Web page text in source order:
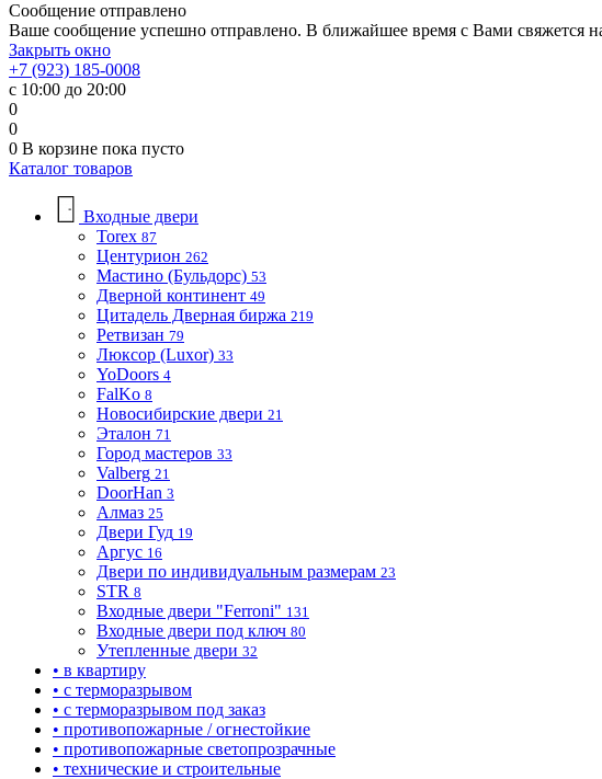
Сообщение отправлено
Ваше сообщение успешно отправлено. В ближайшее время с Вами свяжется
Закрыть окно
+7 (923) 185-0008
с 10:00 до 20:00
0
0
0 В корзине пока пусто
Каталог товаров
Входные двери
Torex 87
Центурион 262
Мастино (Бульдорс) 53
Дверной континент 49
Цитадель Дверная биржа 219
Ретвизан 79
Люксор (Luxor) 33
YoDoors 4
FalKo 8
Новосибирские двери 21
Эталон 71
Город мастеров 33
Valberg 21
DoorHan 3
Алмаз 25
Двери Гуд 19
Аргус 16
Двери по индивидуальным размерам 23
STR 8
Входные двери "Ferroni" 131
Входные двери под ключ 80
Утепленные двери 32
• в квартиру
• с терморазрывом
• с терморазрывом под заказ
• противопожарные / огнестойкие
• противопожарные светопрозрачные
• технические и строительные